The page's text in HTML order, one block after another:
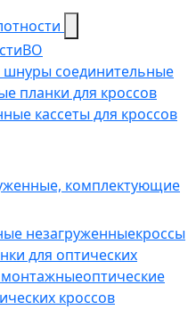
ВО
соединительные
планки для кроссов
кассеты для кроссов
комплектующие
незагруженныекроссы
для оптических
оптические
кроссов